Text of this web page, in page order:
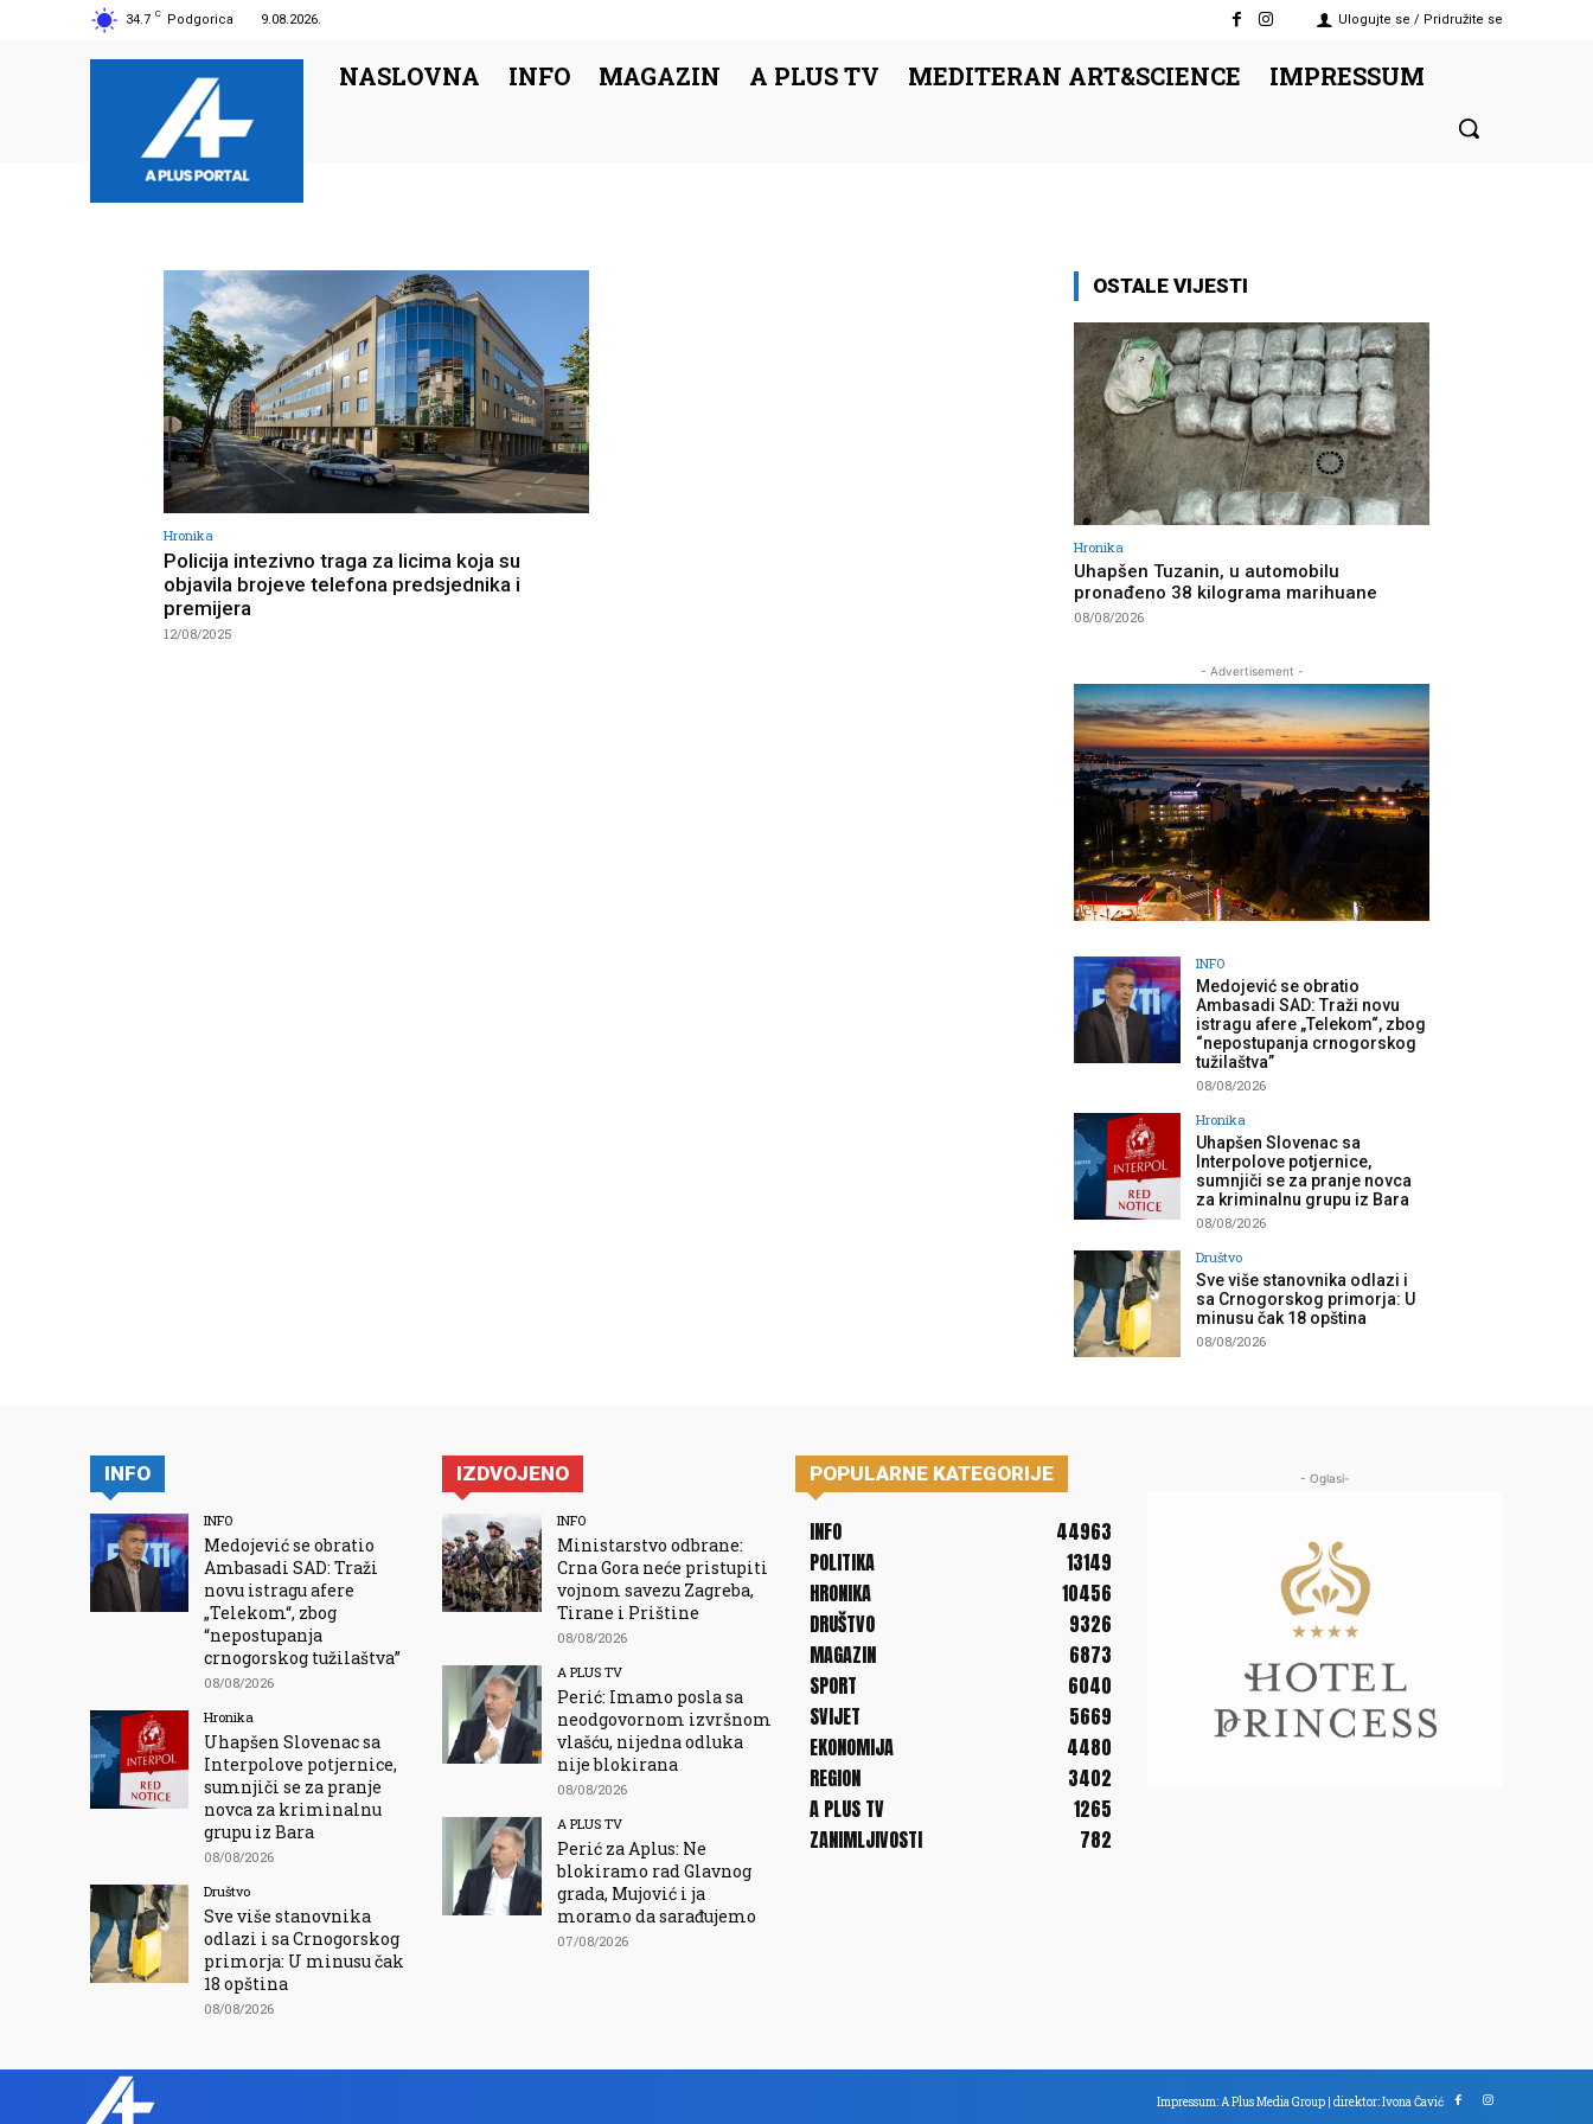
34.7 C Podgorica 9.08.2026. Ulogujte se / Pridružite se
NASLOVNA INFO MAGAZIN A PLUS TV MEDITERAN ART&SCIENCE IMPRESSUM
Hronika
Policija intezivno traga za licima koja su
objavila brojeve telefona predsjednika i
premijera
12/08/2025
OSTALE VIJESTI
Hronika
Uhapšen Tuzanin, u automobilu
pronađeno 38 kilograma marihuane
08/08/2026
- Advertisement -
INFO
Medojević se obratio
Ambasadi SAD: Traži novu
istragu afere „Telekom“, zbog
“nepostupanja crnogorskog
tužilaštva”
08/08/2026
Hronika
Uhapšen Slovenac sa
Interpolove potjernice,
sumnjiči se za pranje novca
za kriminalnu grupu iz Bara
08/08/2026
Društvo
Sve više stanovnika odlazi i
sa Crnogorskog primorja: U
minusu čak 18 opština
08/08/2026
INFO
INFO
Medojević se obratio
Ambasadi SAD: Traži
novu istragu afere
„Telekom“, zbog
“nepostupanja
crnogorskog tužilaštva”
08/08/2026
Hronika
Uhapšen Slovenac sa
Interpolove potjernice,
sumnjiči se za pranje
novca za kriminalnu
grupu iz Bara
08/08/2026
Društvo
Sve više stanovnika
odlazi i sa Crnogorskog
primorja: U minusu čak
18 opština
08/08/2026
IZDVOJENO
INFO
Ministarstvo odbrane:
Crna Gora neće pristupiti
vojnom savezu Zagreba,
Tirane i Prištine
08/08/2026
A PLUS TV
Perić: Imamo posla sa
neodgovornom izvršnom
vlašću, nijedna odluka
nije blokirana
08/08/2026
A PLUS TV
Perić za Aplus: Ne
blokiramo rad Glavnog
grada, Mujović i ja
moramo da sarađujemo
07/08/2026
POPULARNE KATEGORIJE
INFO
44963
POLITIKA
13149
HRONIKA
10456
DRUŠTVO
9326
MAGAZIN
6873
SPORT
6040
SVIJET
5669
EKONOMIJA
4480
REGION
3402
A PLUS TV
1265
ZANIMLJIVOSTI
782
- Oglasi-
Impressum: A Plus Media Group | direktor: Ivona Čavić